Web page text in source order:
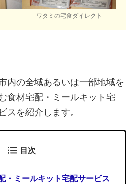
ワタミの宅食ダイレクト
内の全域あるいは一部地域を
食材宅配・ミールキット宅
スを紹介します。
目次
・ミールキット宅配サービス